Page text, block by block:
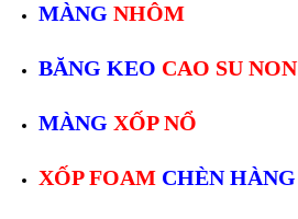
MÀNG NHÔM
BĂNG KEO CAO SU NON
MÀNG XỐP NỔ
XỐP FOAM CHÈN HÀNG